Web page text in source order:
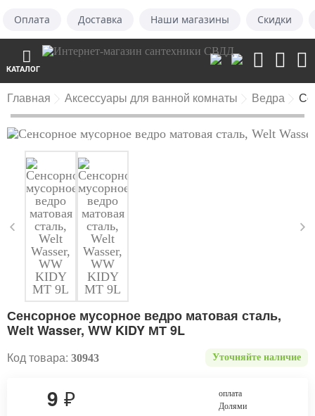
Оплата Доставка Наши магазины Скидки
КАТАЛОГ
Главная Аксессуары для ванной комнаты Ведра
Сенсорное мусорное ведро матовая сталь,
Welt Wasser, WW KIDY МТ 9L
Код товара: 30943 Уточняйте наличие
9₽
оплата
Долями